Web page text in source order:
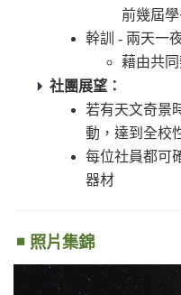
前幾屆
幹訓 - 兩天一
藉由共
社團展望：
若有天文奇景
動，達到全校
每位社員都可
器材
照片集錦